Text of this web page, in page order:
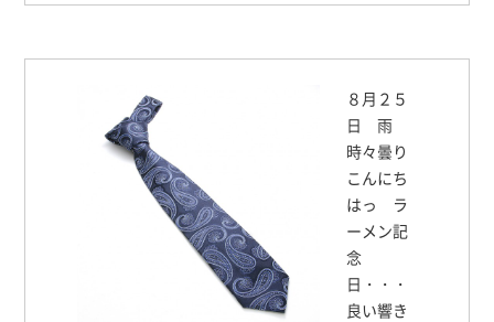
８月２５
日 雨
時々曇り
こんにち
はっ ラ
ーメン記
念
日・・・
良い響き